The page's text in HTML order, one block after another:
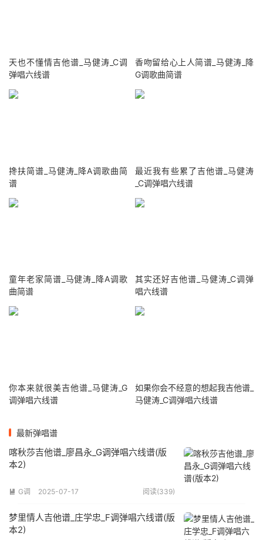
天也不懂情吉他谱_马健涛_C调
弹唱六线谱
香吻留给心上人简谱_马健涛_降
G调歌曲简谱
搀扶简谱_马健涛_降A调歌曲简
谱
最近我有些累了吉他谱_马健涛
_C调弹唱六线谱
童年老家简谱_马健涛_降A调歌
曲简谱
其实还好吉他谱_马健涛_C调弹
唱六线谱
你本来就很美吉他谱_马健涛_G
调弹唱六线谱
如果你会不经意的想起我吉他谱_
马健涛_C调弹唱六线谱
最新弹唱谱
喀秋莎吉他谱_廖昌永_G调弹唱六线谱(版
本2)
 G调 2025-07-17 阅读(339)
梦里情人吉他谱_庄学忠_F调弹唱六线谱(版
本2)